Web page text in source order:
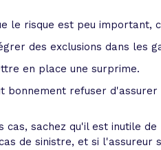
le risque est peu important,
des exclusions dans les
en place une surprime.
bonnement refuser d'assurer
cas, sachez qu'il est inutile
de sinistre, et si